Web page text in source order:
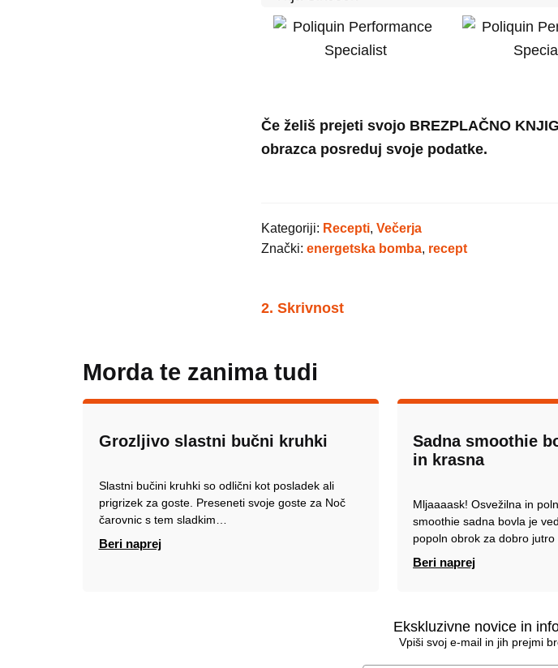
Če želiš prejeti svojo BREZPLAČNO
obrazca posreduj svoje podatke.
Kategoriji: Recepti, Večerja
Znački: energetska bomba, recept
2. Skrivnost
Morda te zanima tudi
Grozljivo slastni bučni kruhki
Slastni bučini kruhki so odlični kot posladek ali
prigrizek za goste. Preseneti svoje goste za Noč
čarovnic s tem sladkim…
Beri naprej
Sadna smoothie
in krasna
Mljaaaask! Osvežilna in
smoothie sadna bovla je
popoln obrok za dobro jutro
Beri naprej
Ekskluzivne novice in
Vpiši svoj e-mail in jih prejmi